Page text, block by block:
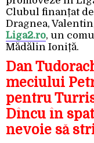
Clubul finanțat
Dragnea,
Liga2.ro, un
Mădălin Ioniță.
Dan
meciului
pentru
Dîncu în
nevoie să